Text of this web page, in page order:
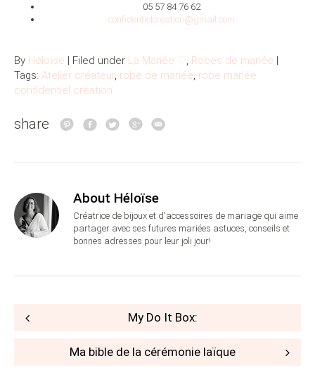
05 57 84 76 62
confidentielcreation@gmail.com
By Héloïse | Filed under La Mariée ♡ , Robes de mariée |
Tags: Atelier créateur, robe de mariée, robe mariée
confidentiel création
share
About Héloïse
Créatrice de bijoux et d'accessoires de mariage qui aime
partager avec ses futures mariées astuces, conseils et
bonnes adresses pour leur joli jour!
Post
My Do It Box:
Ma bible de la cérémonie laïque